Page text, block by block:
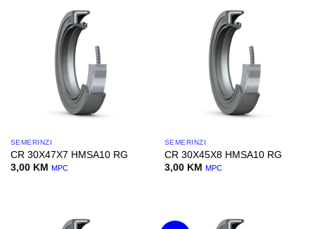
SEMERINZI
CR 30X47X7 HMSA10 RG
3,00 KM MPC
SEMERINZI
CR 30X45X8 HMSA10 RG
3,00 KM MPC